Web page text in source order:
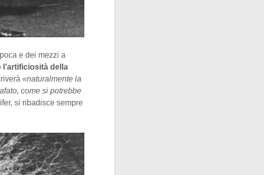
e dei mezzi a
l’artificiosità della
«naturalmente la
come si potrebbe
si ribadisce sempre